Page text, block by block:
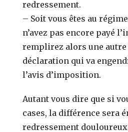
redressement.
– Soit vous êtes au
n’avez pas encore payé
remplirez alors une autre
déclaration qui va
l’avis d’imposition.
Autant vous dire que si
cases, la différence sera
redressement